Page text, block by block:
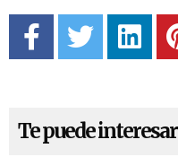
Te puede interesar